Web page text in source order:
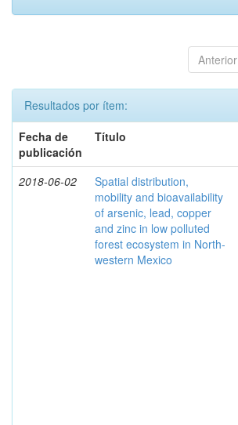
Anterior
Resultados por ítem:
Fecha de
publicación
Título
2018-06-02
Spatial distribution,
mobility and bioavailability
of arsenic, lead, copper
and zinc in low polluted
forest ecosystem in North-
western Mexico